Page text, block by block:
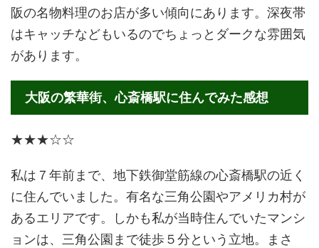
阪の名物料理のお店が多い傾向にあります。深夜帯
はキャッチなどもいるのでちょっとダークな雰囲気
があります。
大阪の繁華街、心斎橋駅に住んでみた感想
★★★☆☆
私は７年前まで、地下鉄御堂筋線の心斎橋駅の近く
に住んでいました。有名な三角公園やアメリカ村が
あるエリアです。しかも私が当時住んでいたマンシ
ョンは、三角公園まで徒歩５分という立地。まさ